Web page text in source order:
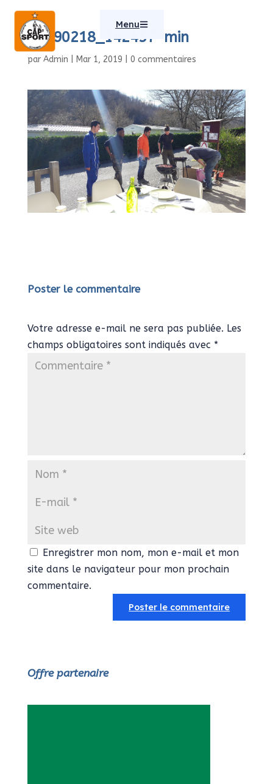
Menu
20190218_142457-min
par Admin Mar 1, 2019 0 commentaires
Poster le commentaire
Votre adresse e-mail ne sera pas publiée. Les
champs obligatoires sont indiqués avec *
Enregistrer mon nom, mon e-mail et mon
site dans le navigateur pour mon prochain
commentaire.
Offre partenaire